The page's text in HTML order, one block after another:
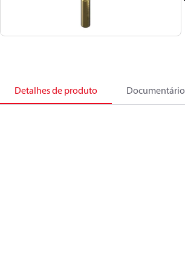
Detalhes de produto Documentário